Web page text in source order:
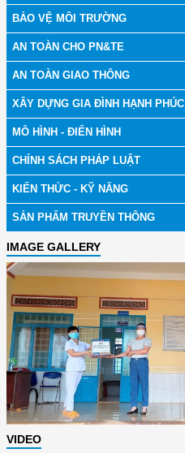
BẢO VỆ MÔI TRƯỜNG
AN TOÀN CHO PN&TE
AN TOÀN GIAO THÔNG
XÂY DỰNG GIA ĐÌNH HẠNH PHÚC
MÔ HÌNH - ĐIỂN HÌNH
CHÍNH SÁCH PHÁP LUẬT
KIẾN THỨC - KỸ NĂNG
SẢN PHẨM TRUYỀN THÔNG
IMAGE GALLERY
VIDEO